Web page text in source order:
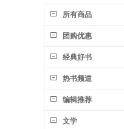
所有商品
团购优惠
经典好书
热书频道
编辑推荐
文学